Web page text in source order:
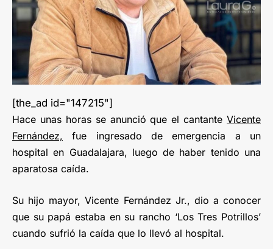
[the_ad id="147215"]
Hace unas horas se anunció que el cantante Vicente
Fernández, fue ingresado de emergencia a un
hospital en Guadalajara, luego de haber tenido una
aparatosa caída.
Su hijo mayor, Vicente Fernández Jr., dio a conocer
que su papá estaba en su rancho ‘Los Tres Potrillos’
cuando sufrió la caída que lo llevó al hospital.